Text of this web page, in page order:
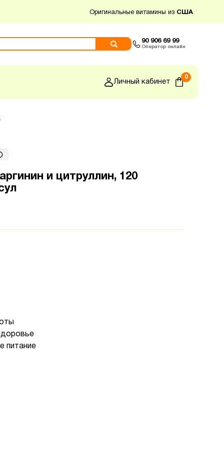
Оригинальные витамины из США
90 906 69 99
Оператор онлайн
Личный кабинет
0
и цитруллин, 120
питание